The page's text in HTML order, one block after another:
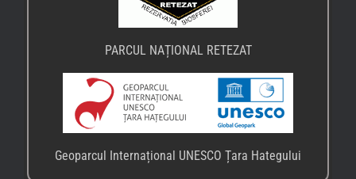
PARCUL NAȚIONAL RETEZAT
Geoparcul Internațional UNESCO Țara Hategului